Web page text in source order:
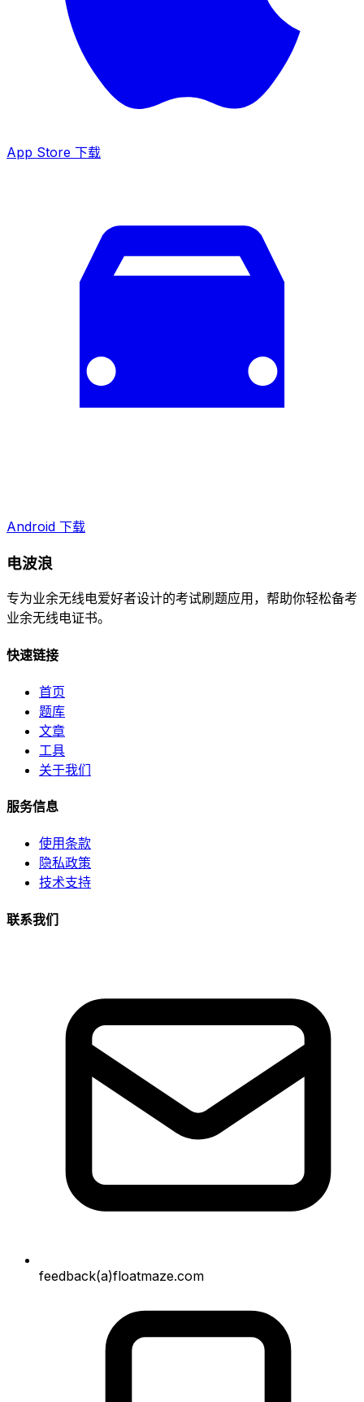
App Store 下载
Android 下载
电波浪
专为业余无线电爱好者设计的考试刷题应用，帮助你轻松备考
业余无线电证书。
快速链接
首页
题库
文章
工具
关于我们
服务信息
使用条款
隐私政策
技术支持
联系我们
feedback(a)floatmaze.com